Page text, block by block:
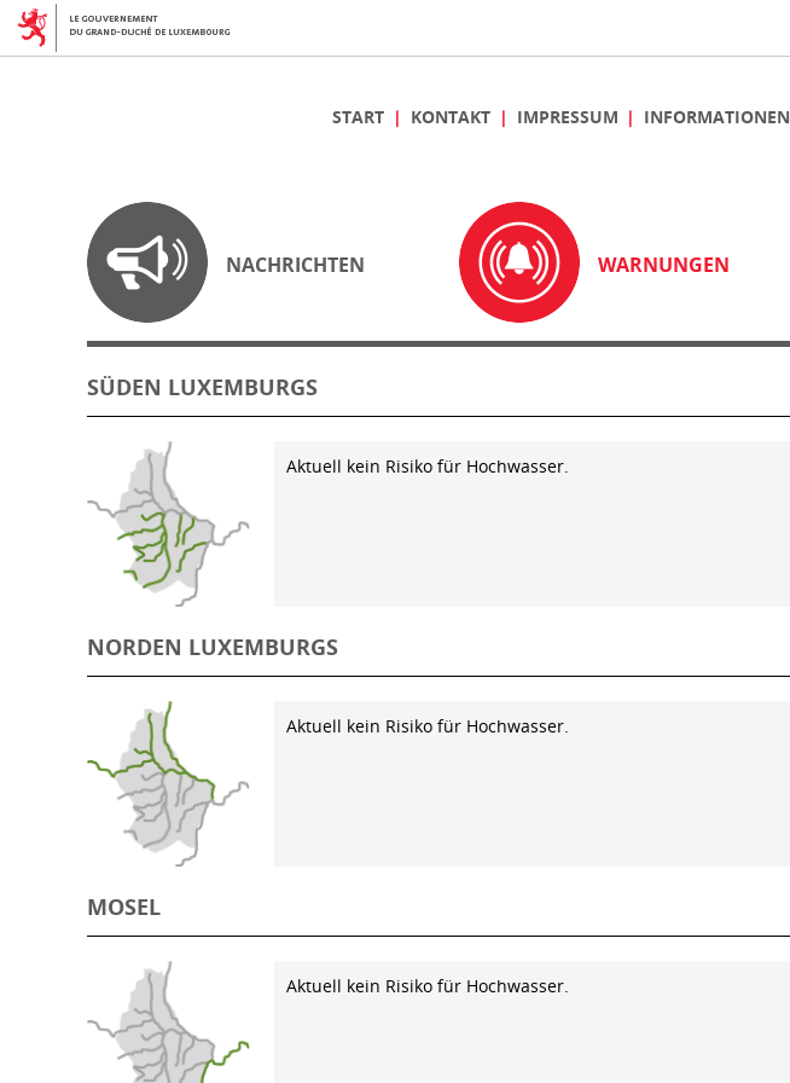
START KONTAKT IMPRESSUM INFORMATIONEN
NACHRICHTEN WARNUNGEN
SÜDEN LUXEMBURGS
Aktuell kein Risiko für Hochwasser.
NORDEN LUXEMBURGS
Aktuell kein Risiko für Hochwasser.
MOSEL
Aktuell kein Risiko für Hochwasser.